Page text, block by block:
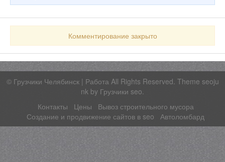
Комментирование закрыто
© Грузчики Челябинск | РаботаAll Rights Reserved. Theme seoju
nk by Грузчики seo.
Контакты
Цены
Вывоз строительного мусора
Создание и продвижение сайтов в seo
Автоломбард